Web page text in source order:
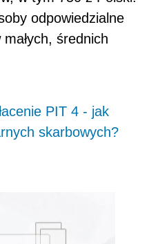
odpowiedzialne
średnich
PIT 4 - jak
skarbowych?